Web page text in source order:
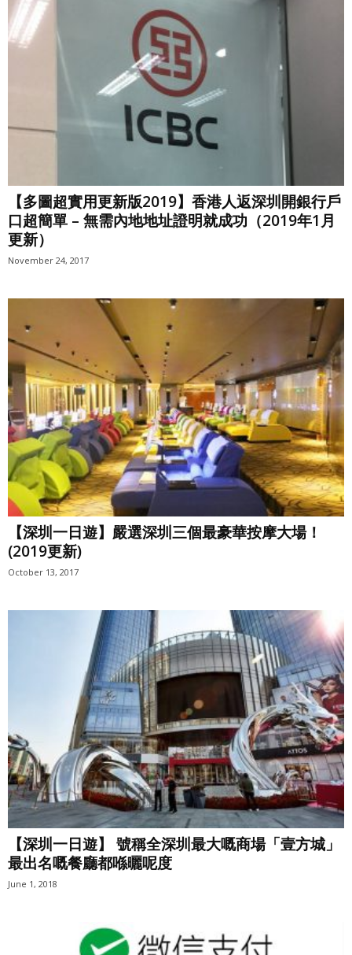
【多圖超實用更新版2019】香港人返深圳開銀行戶
口超簡單 – 無需內地地址證明就成功（2019年1月
更新）
November 24, 2017
【深圳一日遊】嚴選深圳三個最豪華按摩大場！
(2019更新)
October 13, 2017
【深圳一日遊】 號稱全深圳最大嘅商場「壹方城」
最出名嘅餐廳都喺曬呢度
June 1, 2018